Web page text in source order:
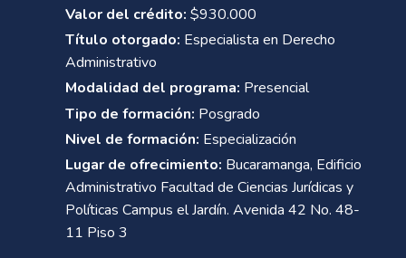
Valor del crédito: $930.000
Título otorgado: Especialista en Derecho
Administrativo
Modalidad del programa: Presencial
Tipo de formación: Posgrado
Nivel de formación: Especialización
Lugar de ofrecimiento: Bucaramanga, Edificio
Administrativo Facultad de Ciencias Jurídicas y
Políticas Campus el Jardín. Avenida 42 No. 48-
11 Piso 3